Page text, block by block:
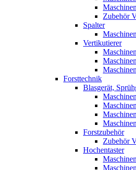
Zubehör
Spalter
Vertikutierer
Forsttechnik
Blasgerät,
Forstzubehör
Zubehör
Hochentaster